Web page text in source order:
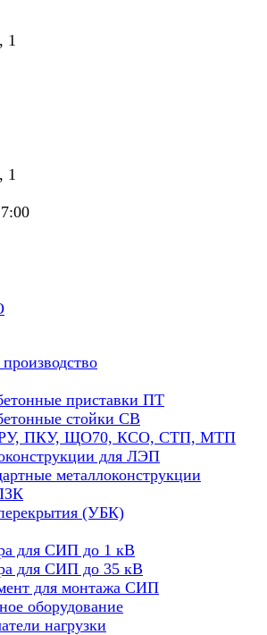
1
1
приставки ПТ
стойки СВ
ПКУ, ЩО70, КСО, СТП, МТП
для ЛЭП
металлоконструкции
(УБК)
для СИП до 1 кВ
для СИП до 35 кВ
для монтажа СИП
оборудование
нагрузки